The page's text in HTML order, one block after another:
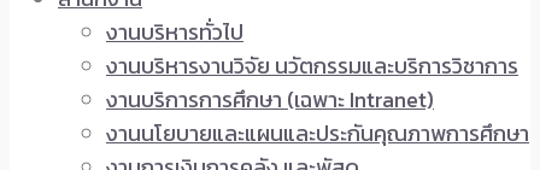
งานบริหารทั่วไป
งานบริหารงานวิจัย นวัตกรรมและบริการวิชาการ
งานบริการการศึกษา (เฉพาะ Intranet)
งานนโยบายและแผนและประกันคุณภาพการศึกษา